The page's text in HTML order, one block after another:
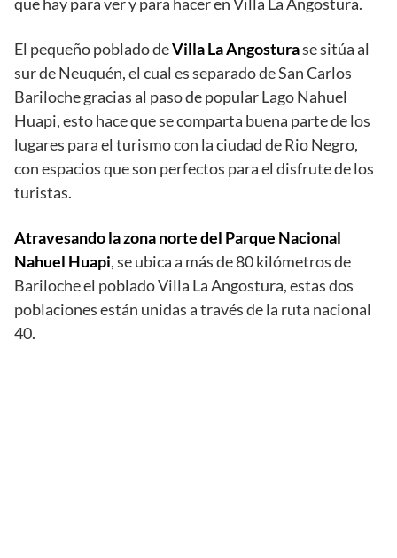
El pequeño poblado deVilla La Angosturase sitúa al
sur de Neuquén, el cual es separado de San Carlos
Bariloche gracias al paso de popular Lago Nahuel
Huapi, esto hace que se comparta buena parte de los
lugares para el turismo con la ciudad de Rio Negro,
con espacios que son perfectos para el disfrute de los
turistas.
Atravesando la zona norte del Parque Nacional
Nahuel Huapi, se ubica a más de 80 kilómetros de
Bariloche el poblado Villa La Angostura, estas dos
poblaciones están unidas a través de la ruta nacional
40.